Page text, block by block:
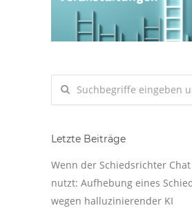
Letzte Beiträge
Wenn der Schiedsrichter Chat
nutzt: Aufhebung eines
wegen halluzinierender KI